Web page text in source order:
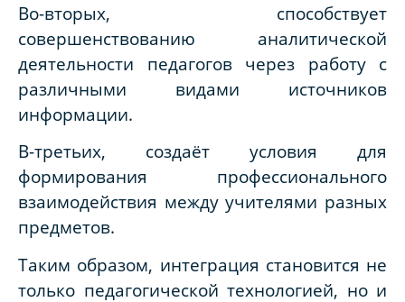
Во-вторых, способствует
совершенствованию аналитической
деятельности педагогов через работу с
различными видами источников
информации.
В-третьих, создаёт условия для
формирования профессионального
взаимодействия между учителями разных
предметов.
Таким образом, интеграция становится не
только педагогической технологией, но и